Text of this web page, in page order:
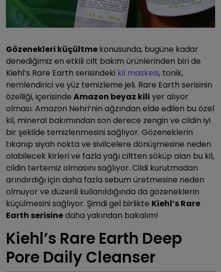
Gözenekleri küçültmekonusunda, bugüne kadar
denediğimiz en etkili cilt bakım ürünlerinden biri de
Kiehl’s Rare Earth serisindeki kil maskesi, tonik,
nemlendirici ve yüz temizleme jeli. Rare Earth serisinin
özelliği, içerisinde Amazon beyaz kili yer alıyor
olması. Amazon Nehri’nin ağzından elde edilen bu özel
kil, mineral bakımından son derece zengin ve cildin iyi
bir şekilde temizlenmesini sağlıyor. Gözeneklerin
tıkanıp siyah nokta ve sivilcelere dönüşmesine neden
olabilecek kirleri ve fazla yağı ciltten söküp alan bu kil,
cildin tertemiz olmasını sağlıyor. Cildi kurutmadan
arındırdığı için daha fazla sebum üretmesine neden
olmuyor ve düzenli kullanıldığında da gözeneklerin
küçülmesini sağlıyor. Şimdi gel birlikte Kiehl’s Rare
Earth serisinedaha yakından bakalım!
Kiehl’s Rare Earth Deep
Pore Daily Cleanser